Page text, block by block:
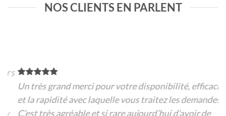
NOS CLIENTS EN PARLENT
Un très grand merci pour votre disponibilité, efficacité
et la rapidité avec laquelle vous traitez les demandes.
C’est très agréable et si rare aujourd’hui d’avoir de